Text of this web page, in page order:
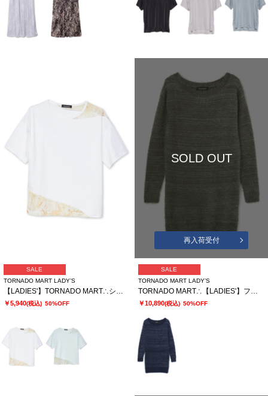
SALE
TORNADO MART LADY’S
【LADIES'】TORNADO MART∴シアーマーブル切り替えオーバーTシャツ
￥5,940(税込) 50%OFF
SOLD OUT
再入荷受付
SALE
TORNADO MART LADY’S
TORNADO MART∴【LADIES'】フェザーヤーンボートネックロングニット
￥10,890(税込) 50%OFF